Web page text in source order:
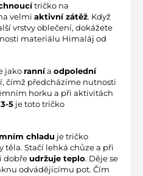
velmi aktivní zátěž. Když
vrstvy oblečení, dokážete
materiálu Himaláj od
jako ranní a odpolední
čímž předcházíme nutnosti
horku a při aktivitách
5 je toto tričko
chladu je tričko
Stačí lehká chůze a při
dobře udržuje teplo. Děje se
odvádějícímu pot. Čím